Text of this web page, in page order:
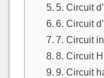
5. Circuit
6. Circuit
7. Circuit
8. Circuit
9. Circuit